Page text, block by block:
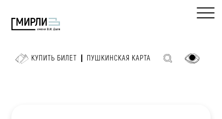
КУПИТЬ БИЛЕТ ПУШКИНСКАЯ КАРТА